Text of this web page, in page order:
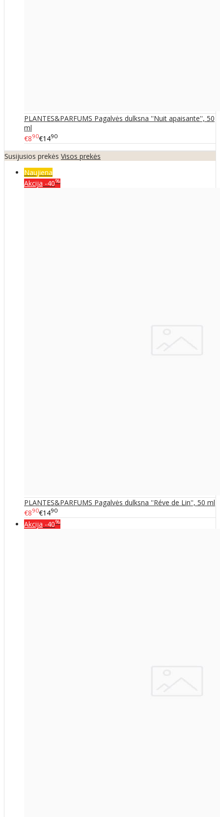
PLANTES&PARFUMS Pagalvės dulksna ''Nuit apaisante'', 50
ml
€890€1490
Susijusios prekės Visos prekės
Naujiena
Akcija -40%
PLANTES&PARFUMS Pagalvės dulksna ''Réve de Lin'', 50 ml
€890€1490
Akcija -40%